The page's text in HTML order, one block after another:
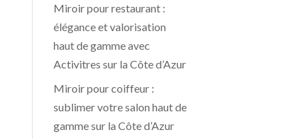
Miroir pour restaurant :
élégance et valorisation
haut de gamme avec
Activitres sur la Côte d’Azur
Miroir pour coiffeur :
sublimer votre salon haut de
gamme sur la Côte d’Azur